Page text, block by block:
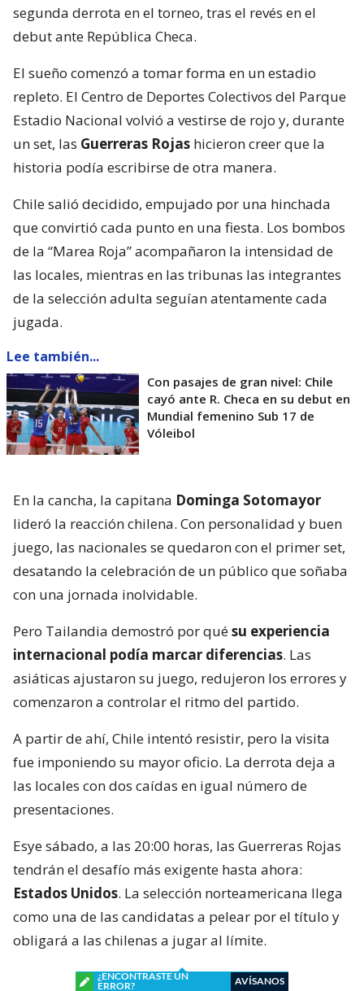
segunda derrota en el torneo, tras el revés en el
debut ante República Checa.
El sueño comenzó a tomar forma en un estadio
repleto. El Centro de Deportes Colectivos del Parque
Estadio Nacional volvió a vestirse de rojo y, durante
un set, las Guerreras Rojas hicieron creer que la
historia podía escribirse de otra manera.
Chile salió decidido, empujado por una hinchada
que convirtió cada punto en una fiesta. Los bombos
de la “Marea Roja” acompañaron la intensidad de
las locales, mientras en las tribunas las integrantes
de la selección adulta seguían atentamente cada
jugada.
Lee también...
Con pasajes de gran nivel: Chile
cayó ante R. Checa en su debut en
Mundial femenino Sub 17 de
Vóleibol
En la cancha, la capitana Dominga Sotomayor
lideró la reacción chilena. Con personalidad y buen
juego, las nacionales se quedaron con el primer set,
desatando la celebración de un público que soñaba
con una jornada inolvidable.
Pero Tailandia demostró por quésu experiencia
internacional podía marcar diferencias. Las
asiáticas ajustaron su juego, redujeron los errores y
comenzaron a controlar el ritmo del partido.
A partir de ahí, Chile intentó resistir, pero la visita
fue imponiendo su mayor oficio. La derrota deja a
las locales con dos caídas en igual número de
presentaciones.
Esye sábado, a las 20:00 horas, las Guerreras Rojas
tendrán el desafío más exigente hasta ahora:
Estados Unidos. La selección norteamericana llega
como una de las candidatas a pelear por el título y
obligará a las chilenas a jugar al límite.
¿ENCONTRASTE UN
ERROR?
AVÍSANOS